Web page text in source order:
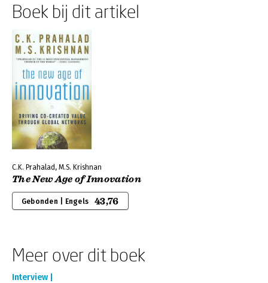
Boek bij dit artikel
C.K. Prahalad, M.S. Krishnan
The New Age of Innovation
Gebonden | Engels 43,76
Meer over dit boek
Interview |